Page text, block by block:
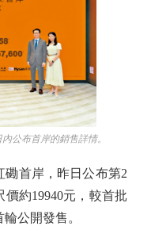
布首岸的銷售詳情。
首岸，昨日公布第2
約19940元，較首批
公開發售。